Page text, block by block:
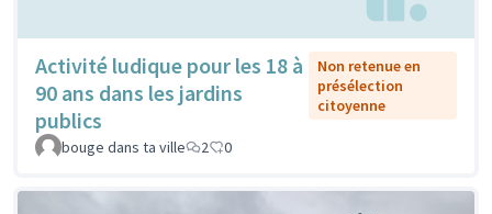
Activité ludique pour les 18 à
90 ans dans les jardins
publics
Non retenue en
présélection
citoyenne
bouge dans ta ville 2 0